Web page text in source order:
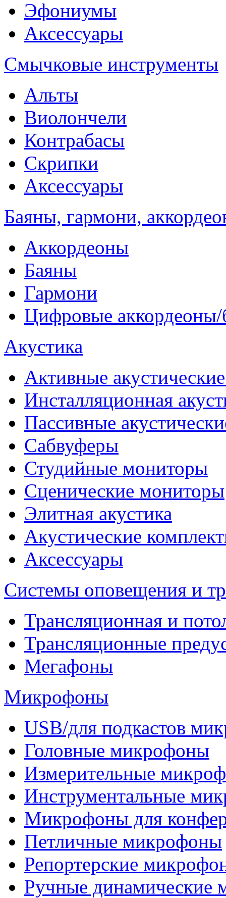
Эфониумы
Аксессуары
Смычковые инструменты
Альты
Виолончели
Контрабасы
Скрипки
Аксессуары
Баяны, гармони,
Аккордеоны
Баяны
Гармони
Цифровые
Акустика
Активные
Инсталляционная
Пассивные
Сабвуферы
Студийные мониторы
Сценические мониторы
Элитная акустика
Акустические
Аксессуары
Системы оповещения и
Трансляционная и
Трансляционные
Мегафоны
Микрофоны
USB/для подкастов
Головные микрофоны
Измерительные
Инструментальные
Микрофоны для
Петличные микрофоны
Репортерские
Ручные динамические